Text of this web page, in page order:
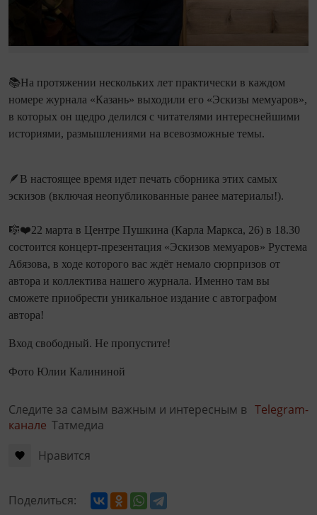
📚На протяжении нескольких лет практически в каждом
номере журнала «Казань» выходили его «Эскизы мемуаров»,
в которых он щедро делился с читателями интереснейшими
историями, размышлениями на всевозможные темы.
🪶В настоящее время идет печать сборника этих самых
эскизов (включая неопубликованные ранее материалы!).
🎼❤️22 марта в Центре Пушкина (Карла Маркса, 26) в 18.30
состоится концерт-презентация «Эскизов мемуаров» Рустема
Абязова, в ходе которого вас ждёт немало сюрпризов от
автора и коллектива нашего журнала. Именно там вы
сможете приобрести уникальное издание с автографом
автора!
Вход свободный. Не пропустите!
Фото Юлии Калининой
Следите за самым важным и интересным в Telegram-
канале Татмедиа
Нравится
Поделиться: